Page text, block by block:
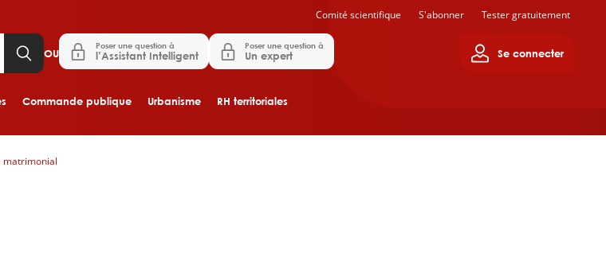
Commande publique Urbanisme RH territoriales
OU
Poser une question à
l’Assistant Intelligent
Poser une question à
Un expert Se connecter
Comité scientifique S'abonner Tester gratuitement
matrimonial